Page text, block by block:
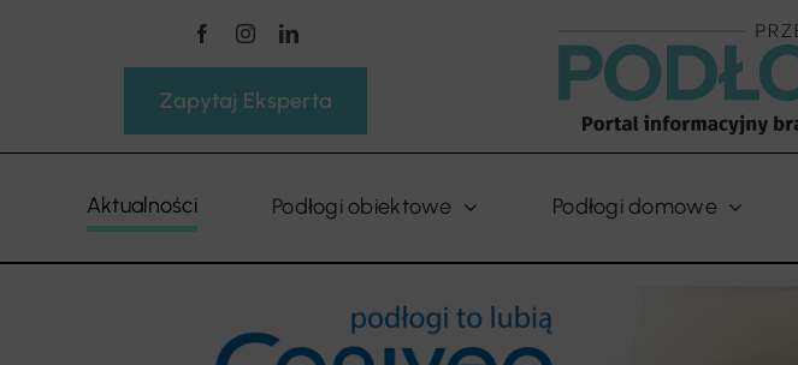
Zapytaj Eksperta
Aktualności Podłogi obiektowe Podłogi domowe